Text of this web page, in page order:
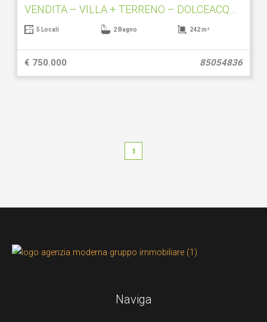
5 Locali 2 Bagno 242 m²
€ 750.000 85054836
1
Naviga